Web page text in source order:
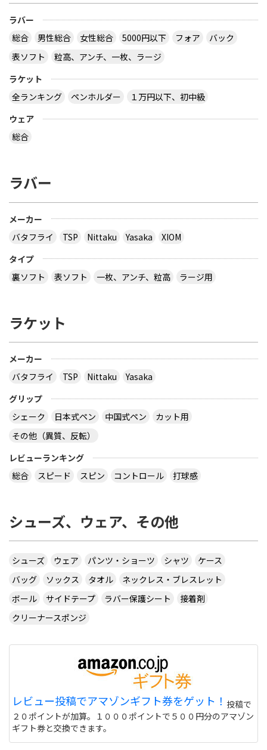
ラバー
総合
男性総合 女性総合 5000円以下 フォア
バック
表ソフト
粒高、アンチ、一枚、ラージ
ラケット
全ランキング
ペンホルダー
１万円以下、初中級
ウェア
総合
ラバー
メーカー
バタフライ
TSP Nittaku Yasaka
XIOM
タイプ
裏ソフト
表ソフト 一枚、アンチ、粒高 ラージ用
ラケット
メーカー
バタフライ
TSP Nittaku
Yasaka
グリップ
シェーク
日本式ペン 中国式ペン
カット用
その他（異質、反転）
レビューランキング
総合
スピード スピン コントロール 打球感
シューズ、ウェア、その他
シューズ ウェア パンツ・ショーツ シャツ
ケース
バッグ
ソックス タオル
ネックレス・ブレスレット
ボール
サイドテープ ラバー保護シート
接着剤
クリーナースポンジ
レビュー投稿でアマゾンギフト券をゲット！ 投稿で
２０ポイントが加算。１０００ポイントで５００円分のアマゾン
ギフト券と交換できます。